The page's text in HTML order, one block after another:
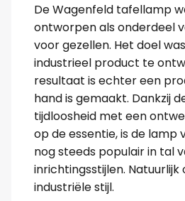
De Wagenfeld tafellamp
ontworpen als onderdeel
voor gezellen. Het doel
industrieel product te
resultaat is echter een
hand is gemaakt. Dankzij
tijdloosheid met een
op de essentie, is de lamp
nog steeds populair in tal
inrichtingsstijlen.
industriële stijl.